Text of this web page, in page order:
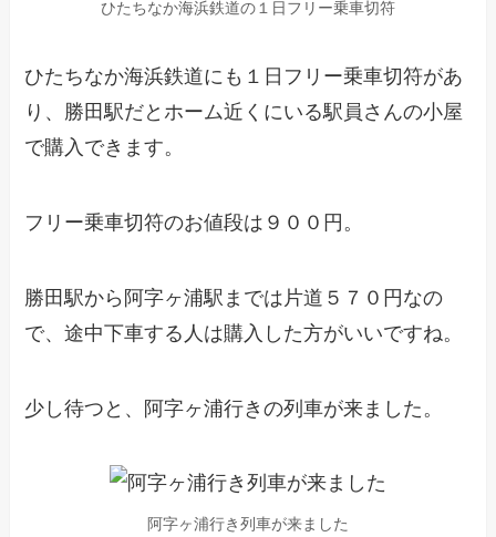
ひたちなか海浜鉄道の１日フリー乗車切符
ひたちなか海浜鉄道にも１日フリー乗車切符があ
り、勝田駅だとホーム近くにいる駅員さんの小屋
で購入できます。
フリー乗車切符のお値段は９００円。
勝田駅から阿字ヶ浦駅までは片道５７０円なの
で、途中下車する人は購入した方がいいですね。
少し待つと、阿字ヶ浦行きの列車が来ました。
阿字ヶ浦行き列車が来ました